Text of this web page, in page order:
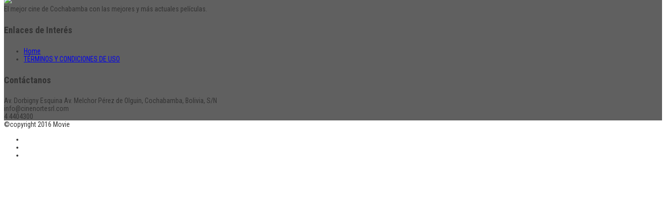
El mejor cine de Cochabamba con las mejores y más actuales películas.
Enlaces de Interés
Home
TÉRMINOS Y CONDICIONES DE USO
Contáctanos
Av. Dorbigny Esquina Av. Melchor Pérez de Olguin, Cochabamba, Bolivia, S/N
info@cinenortesrl.com
4 4404300
©copyright 2016 Movie